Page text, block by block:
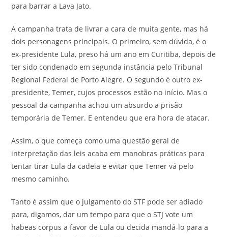
para barrar a Lava Jato.
A campanha trata de livrar a cara de muita gente, mas há
dois personagens principais. O primeiro, sem dúvida, é o
ex-presidente Lula, preso há um ano em Curitiba, depois de
ter sido condenado em segunda instância pelo Tribunal
Regional Federal de Porto Alegre. O segundo é outro ex-
presidente, Temer, cujos processos estão no início. Mas o
pessoal da campanha achou um absurdo a prisão
temporária de Temer. E entendeu que era hora de atacar.
Assim, o que começa como uma questão geral de
interpretação das leis acaba em manobras práticas para
tentar tirar Lula da cadeia e evitar que Temer vá pelo
mesmo caminho.
Tanto é assim que o julgamento do STF pode ser adiado
para, digamos, dar um tempo para que o STJ vote um
habeas corpus a favor de Lula ou decida mandá-lo para a